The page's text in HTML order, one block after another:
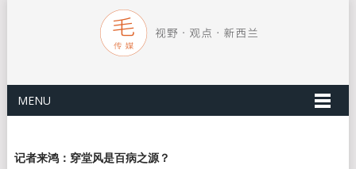
MENU
记者来鸿：穿堂风是百病之源？